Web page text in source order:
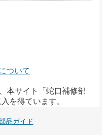
ついて
本サイト「蛇口補修部
を得ています。
品ガイド